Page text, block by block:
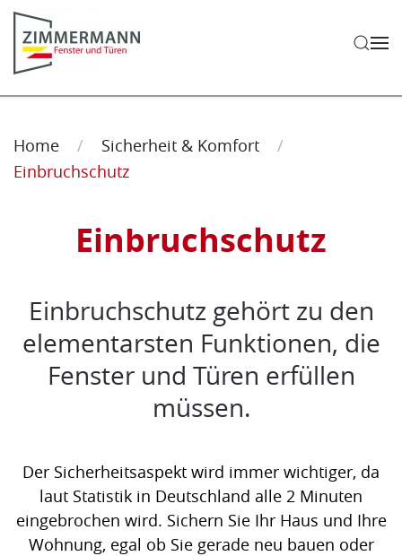
Zum Hauptinhalt springen
Home
Sicherheit & Komfort
Einbruchschutz
Einbruchschutz
Einbruchschutz gehört zu den
elementarsten Funktionen, die
Fenster und Türen erfüllen
müssen.
Der Sicherheitsaspekt wird immer wichtiger, da
laut Statistik in Deutschland alle 2 Minuten
eingebrochen wird. Sichern Sie Ihr Haus und Ihre
Wohnung, egal ob Sie gerade neu bauen oder